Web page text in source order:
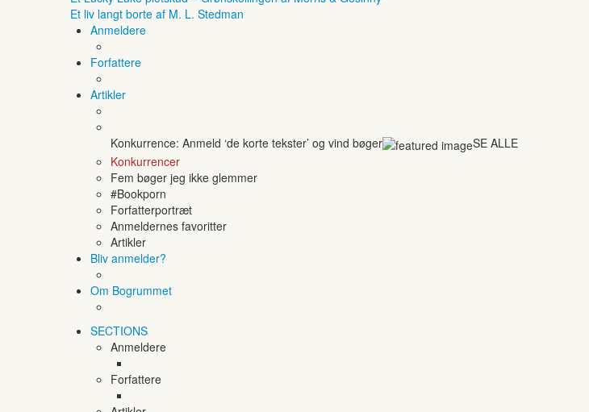
Et liv langt borte af M. L. Stedman
Anmeldere
Forfattere
Artikler
Konkurrence: Anmeld ‘de korte tekster’ og vind bøger
SE ALLE
Konkurrencer
Fem bøger jeg ikke glemmer
#Bookporn
Forfatterportræt
Anmeldernes favoritter
Artikler
Bliv anmelder?
Om Bogrummet
SECTIONS
Anmeldere
Forfattere